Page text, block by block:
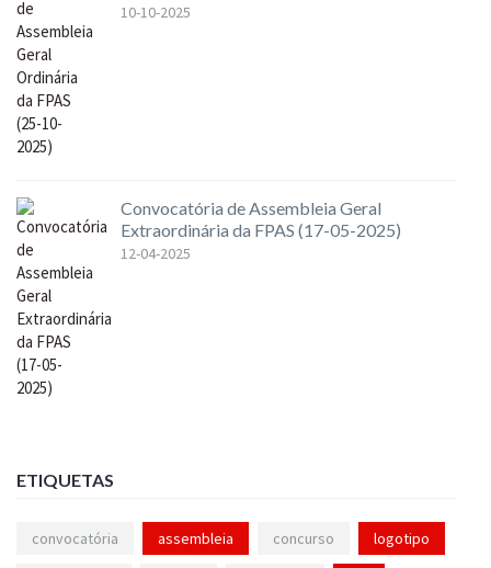
10-10-2025
Convocatória de Assembleia Geral
Extraordinária da FPAS (17-05-2025)
12-04-2025
ETIQUETAS
convocatória assembleia concurso logotipo